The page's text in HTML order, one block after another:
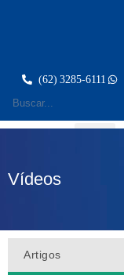
(62) 3285-6111
Vídeos
Artigos